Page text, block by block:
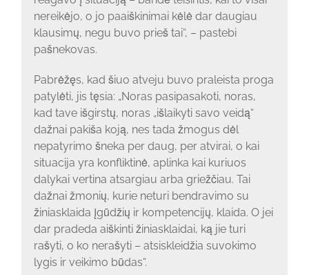
nereikėjo, o jo paaiškinimai kėlė dar daugiau
klausimų, negu buvo prieš tai“, – pastebi
pašnekovas.
Pabrėžęs, kad šiuo atveju buvo praleista proga
patylėti, jis tęsia: „Noras pasipasakoti, noras,
kad tave išgirstų, noras „išlaikyti savo veidą“
dažnai pakiša koją, nes tada žmogus dėl
nepatyrimo šneka per daug, per atvirai, o kai
situacija yra konfliktinė, aplinka kai kuriuos
dalykai vertina atsargiau arba griežčiau. Tai
dažnai žmonių, kurie neturi bendravimo su
žiniasklaida įgūdžių ir kompetencijų, klaida. O jei
dar pradeda aiškinti žiniasklaidai, ką jie turi
rašyti, o ko nerašyti – atsiskleidžia suvokimo
lygis ir veikimo būdas“.